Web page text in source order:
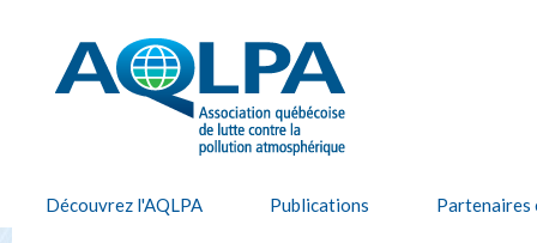
AQLPA
Découvrez l'AQLPA Publications Partenaires